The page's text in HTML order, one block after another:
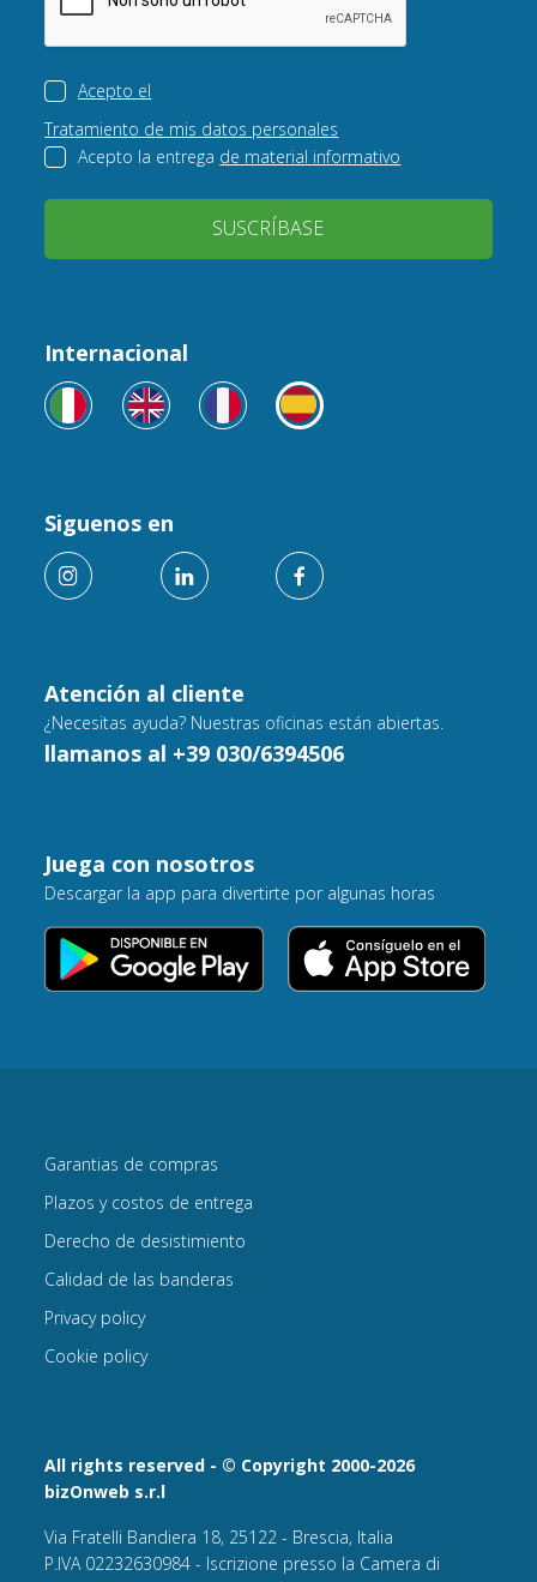
Acepto el
Tratamiento de mis datos personales
Acepto la entrega de material informativo
SUSCRÍBASE
Atención al cliente
¿Necesitas ayuda? Nuestras oficinas están abiertas.
llamanos al +39 030/6394506
Internacional
Siguenos en
Juega con nosotros
Descargar la app para divertirte por algunas horas
All rights reserved - © Copyright 2000-2026
bizOnweb s.r.l
Via Fratelli Bandiera 18, 25122 - Brescia, Italia
P.IVA 02232630984 - Iscrizione presso la Camera di
Garantias de compras
Plazos y costos de entrega
Derecho de desistimiento
Calidad de las banderas
Privacy policy
Cookie policy